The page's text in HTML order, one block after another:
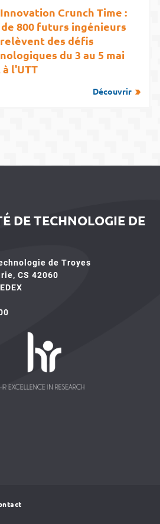
Crunch Time :
800 futurs ingénieurs
relèvent des défis
du 3 au 5 mai
à l'UTT
Découvrir
DE TECHNOLOGIE DE
de Troyes
CS 42060